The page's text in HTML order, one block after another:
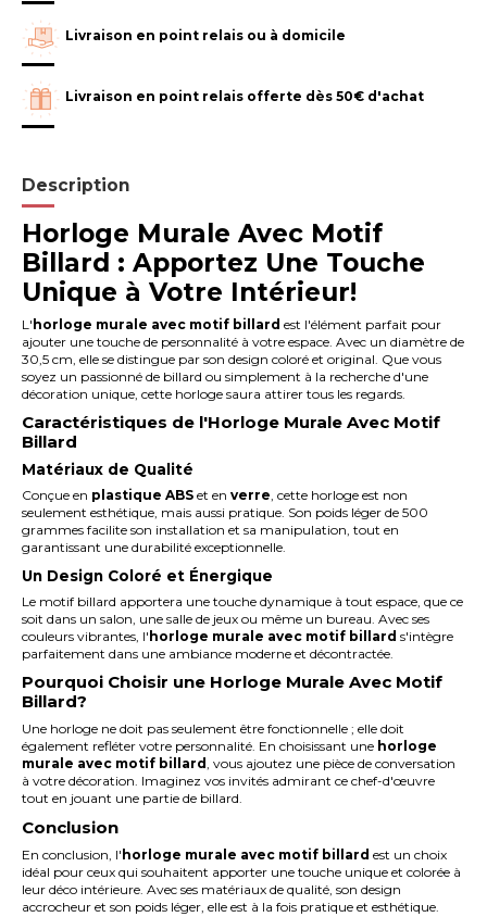
Livraison en point relais ou à domicile
Livraison en point relais offerte dès 50€ d'achat
Description
Horloge Murale Avec Motif
Billard : Apportez Une Touche
Unique à Votre Intérieur!
L'horloge murale avec motif billard est l'élément parfait pour
ajouter une touche de personnalité à votre espace. Avec un diamètre de
30,5 cm, elle se distingue par son design coloré et original. Que vous
soyez un passionné de billard ou simplement à la recherche d'une
décoration unique, cette horloge saura attirer tous les regards.
Caractéristiques de l'Horloge Murale Avec Motif
Billard
Matériaux de Qualité
Conçue en plastique ABS et enverre, cette horloge est non
seulement esthétique, mais aussi pratique. Son poids léger de 500
grammes facilite son installation et sa manipulation, tout en
garantissant une durabilité exceptionnelle.
Un Design Coloré et Énergique
Le motif billard apportera une touche dynamique à tout espace, que ce
soit dans un salon, une salle de jeux ou même un bureau. Avec ses
couleurs vibrantes, l' horloge murale avec motif billard s'intègre
parfaitement dans une ambiance moderne et décontractée.
Pourquoi Choisir une Horloge Murale Avec Motif
Billard?
Une horloge ne doit pas seulement être fonctionnelle ; elle doit
également refléter votre personnalité. En choisissant une horloge
murale avec motif billard, vous ajoutez une pièce de conversation
à votre décoration. Imaginez vos invités admirant ce chef-d'œuvre
tout en jouant une partie de billard.
Conclusion
En conclusion, l' horloge murale avec motif billard est un choix
idéal pour ceux qui souhaitent apporter une touche unique et colorée à
leur déco intérieure. Avec ses matériaux de qualité, son design
accrocheur et son poids léger, elle est à la fois pratique et esthétique.